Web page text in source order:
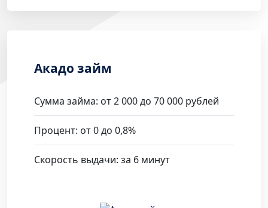
Акадо займ
Сумма займа: от 2 000 до 70 000 рублей
Процент: от 0 до 0,8%
Скорость выдачи: за 6 минут